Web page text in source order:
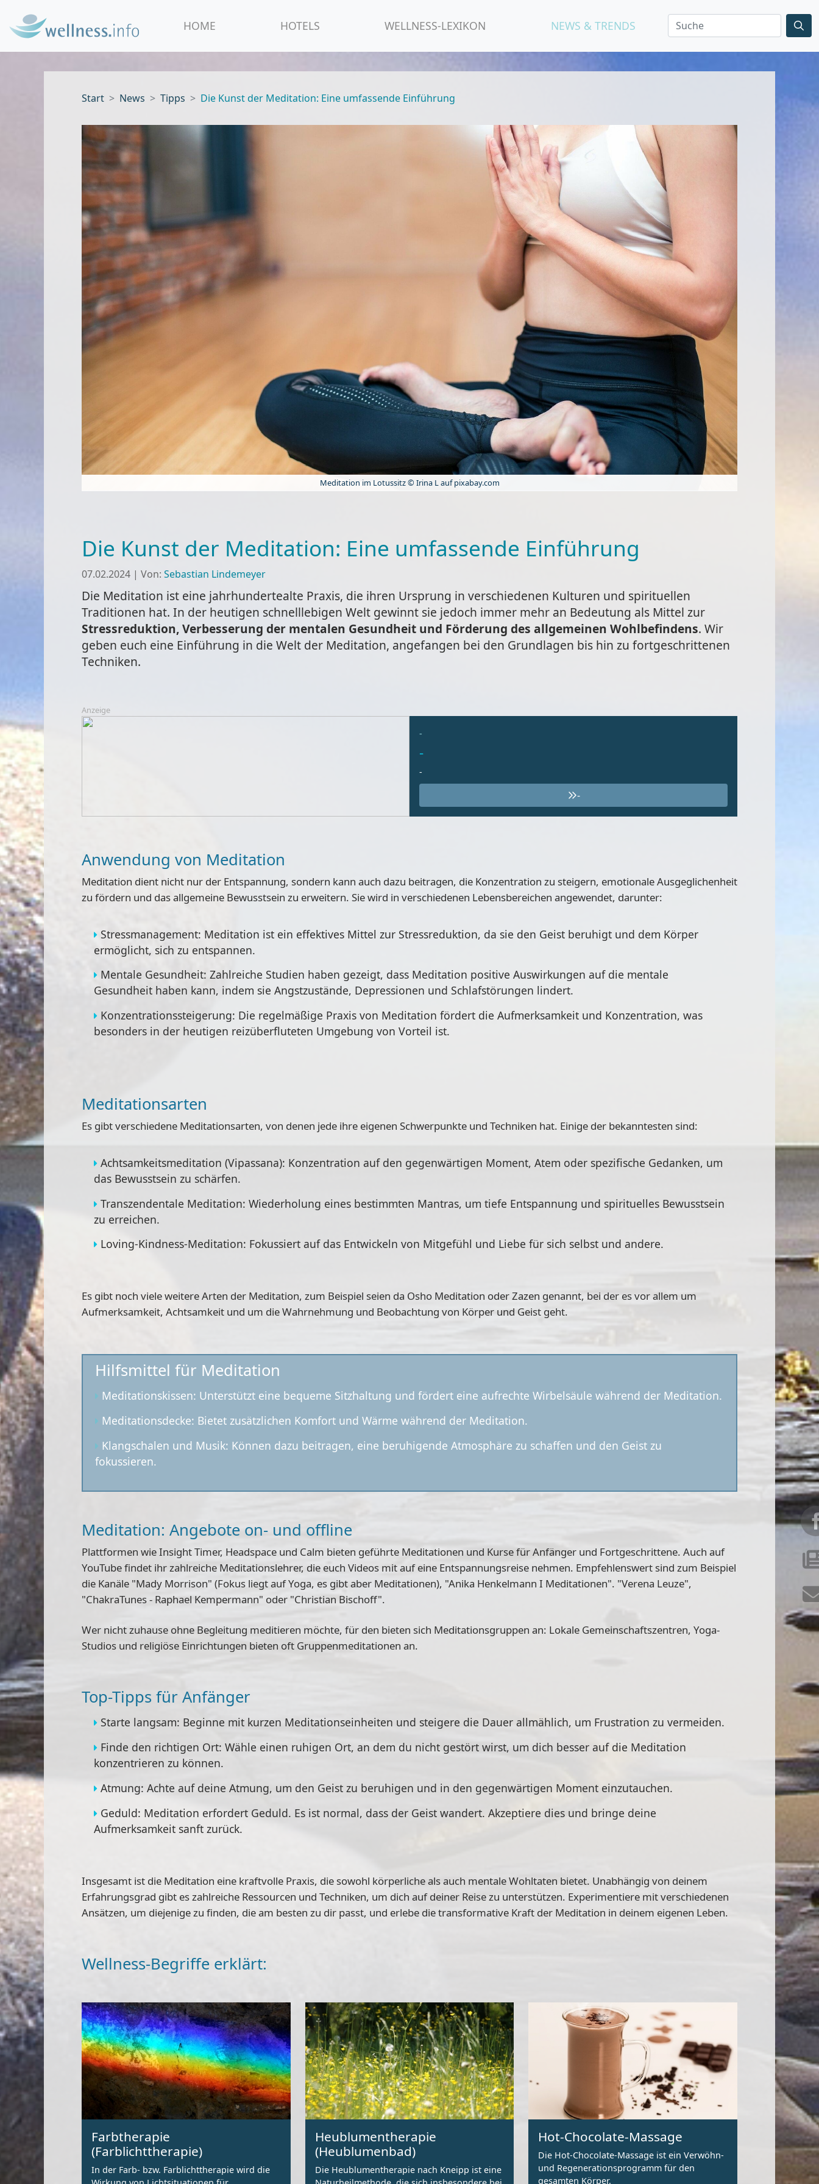
HOME HOTELS WELLNESS-LEXIKON NEWS & TRENDS
Start News Tipps Die Kunst der Meditation: Eine umfassende Einführung
Meditation im Lotussitz © Irina L auf pixabay.com
Die Kunst der Meditation: Eine umfassende Einführung
07.02.2024 | Von: Sebastian Lindemeyer
Die Meditation ist eine jahrhundertealte Praxis, die ihren Ursprung in verschiedenen Kulturen und spirituellen
Traditionen hat. In der heutigen schnelllebigen Welt gewinnt sie jedoch immer mehr an Bedeutung als Mittel zur
Stressreduktion, Verbesserung der mentalen Gesundheit und Förderung des allgemeinen Wohlbefindens. Wir
geben euch eine Einführung in die Welt der Meditation, angefangen bei den Grundlagen bis hin zu fortgeschrittenen
Techniken.
Anzeige
-
-
-
-
Anwendung von Meditation
Meditation dient nicht nur der Entspannung, sondern kann auch dazu beitragen, die Konzentration zu steigern, emotionale Ausgeglichenheit
zu fördern und das allgemeine Bewusstsein zu erweitern. Sie wird in verschiedenen Lebensbereichen angewendet, darunter:
Stressmanagement: Meditation ist ein effektives Mittel zur Stressreduktion, da sie den Geist beruhigt und dem Körper
ermöglicht, sich zu entspannen.
Mentale Gesundheit: Zahlreiche Studien haben gezeigt, dass Meditation positive Auswirkungen auf die mentale
Gesundheit haben kann, indem sie Angstzustände, Depressionen und Schlafstörungen lindert.
Konzentrationssteigerung: Die regelmäßige Praxis von Meditation fördert die Aufmerksamkeit und Konzentration, was
besonders in der heutigen reizüberfluteten Umgebung von Vorteil ist.
Meditationsarten
Es gibt verschiedene Meditationsarten, von denen jede ihre eigenen Schwerpunkte und Techniken hat. Einige der bekanntesten sind:
Achtsamkeitsmeditation (Vipassana): Konzentration auf den gegenwärtigen Moment, Atem oder spezifische Gedanken, um
das Bewusstsein zu schärfen.
Transzendentale Meditation: Wiederholung eines bestimmten Mantras, um tiefe Entspannung und spirituelles Bewusstsein
zu erreichen.
Loving-Kindness-Meditation: Fokussiert auf das Entwickeln von Mitgefühl und Liebe für sich selbst und andere.
Es gibt noch viele weitere Arten der Meditation, zum Beispiel seien da Osho Meditation oder Zazen genannt, bei der es vor allem um
Aufmerksamkeit, Achtsamkeit und um die Wahrnehmung und Beobachtung von Körper und Geist geht.
Hilfsmittel für Meditation
Meditationskissen: Unterstützt eine bequeme Sitzhaltung und fördert eine aufrechte Wirbelsäule während der Meditation.
Meditationsdecke: Bietet zusätzlichen Komfort und Wärme während der Meditation.
Klangschalen und Musik: Können dazu beitragen, eine beruhigende Atmosphäre zu schaffen und den Geist zu
fokussieren.
Meditation: Angebote on- und offline
Plattformen wie Insight Timer, Headspace und Calm bieten geführte Meditationen und Kurse für Anfänger und Fortgeschrittene. Auch auf
YouTube findet ihr zahlreiche Meditationslehrer, die euch Videos mit auf eine Entspannungsreise nehmen. Empfehlenswert sind zum Beispiel
die Kanäle "Mady Morrison" (Fokus liegt auf Yoga, es gibt aber Meditationen), "Anika Henkelmann I Meditationen". "Verena Leuze",
"ChakraTunes - Raphael Kempermann" oder "Christian Bischoff".
Wer nicht zuhause ohne Begleitung meditieren möchte, für den bieten sich Meditationsgruppen an: Lokale Gemeinschaftszentren, Yoga-
Studios und religiöse Einrichtungen bieten oft Gruppenmeditationen an.
Top-Tipps für Anfänger
Starte langsam: Beginne mit kurzen Meditationseinheiten und steigere die Dauer allmählich, um Frustration zu vermeiden.
Finde den richtigen Ort: Wähle einen ruhigen Ort, an dem du nicht gestört wirst, um dich besser auf die Meditation
konzentrieren zu können.
Atmung: Achte auf deine Atmung, um den Geist zu beruhigen und in den gegenwärtigen Moment einzutauchen.
Geduld: Meditation erfordert Geduld. Es ist normal, dass der Geist wandert. Akzeptiere dies und bringe deine
Aufmerksamkeit sanft zurück.
Insgesamt ist die Meditation eine kraftvolle Praxis, die sowohl körperliche als auch mentale Wohltaten bietet. Unabhängig von deinem
Erfahrungsgrad gibt es zahlreiche Ressourcen und Techniken, um dich auf deiner Reise zu unterstützen. Experimentiere mit verschiedenen
Ansätzen, um diejenige zu finden, die am besten zu dir passt, und erlebe die transformative Kraft der Meditation in deinem eigenen Leben.
Wellness-Begriffe erklärt:
Farbtherapie
(Farblichttherapie)
In der Farb- bzw. Farblichttherapie wird die
Heublumentherapie
(Heublumenbad)
Die Heublumentherapie nach Kneipp ist eine
Hot-Chocolate-Massage
Die Hot-Chocolate-Massage ist ein Verwöhn-
und Regenerationsprogramm für den
gesamten Körper.